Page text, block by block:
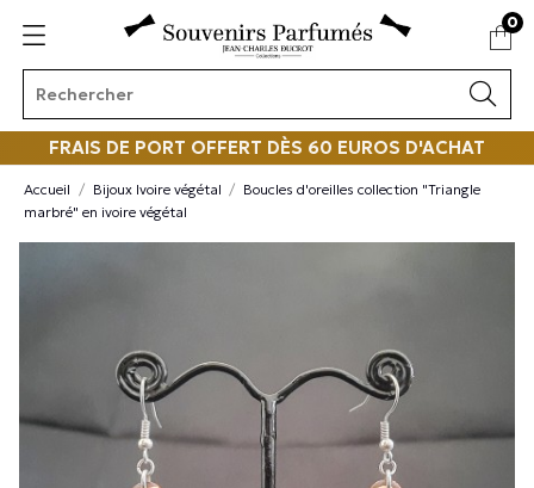
0
FRAIS DE PORT OFFERT DÈS 60 EUROS D'ACHAT
Accueil Bijoux Ivoire végétal
Boucles d'oreilles collection "Triangle
marbré" en ivoire végétal